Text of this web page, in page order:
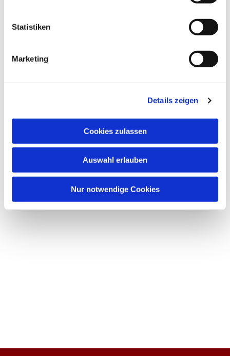
Statistiken
Marketing
Details zeigen
Cookies zulassen
Auswahl erlauben
Nur notwendige Cookies